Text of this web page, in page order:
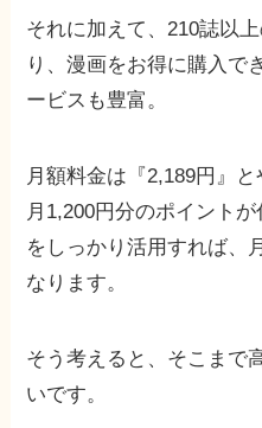
それに加えて、210誌以
り、漫画をお得に購入で
ービスも豊富。
月額料金は『2,189円』
月1,200円分のポイント
をしっかり活用すれば、
なります。
そう考えると、そこまで
いです。